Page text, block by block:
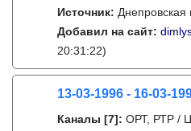
Источник:
Добавил на сайт:
20:31:22)
13-03-1996 - 16-03-
Каналы [7]: ОРТ, РТР /